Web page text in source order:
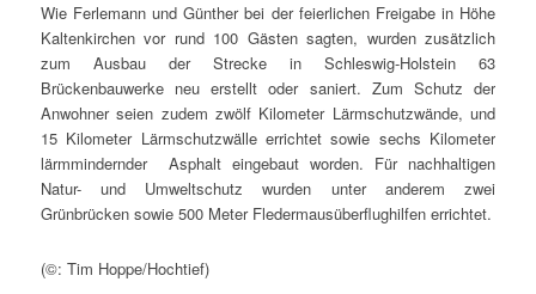
Wie Ferlemann und Günther bei der feierlichen Freigabe in Höhe
Kaltenkirchen vor rund 100 Gästen sagten, wurden zusätzlich
zum Ausbau der Strecke in Schleswig-Holstein 63
Brückenbauwerke neu erstellt oder saniert. Zum Schutz der
Anwohner seien zudem zwölf Kilometer Lärmschutzwände, und
15 Kilometer Lärmschutzwälle errichtet sowie sechs Kilometer
lärmmindernder Asphalt eingebaut worden. Für nachhaltigen
Natur- und Umweltschutz wurden unter anderem zwei
Grünbrücken sowie 500 Meter Fledermausüberflughilfen errichtet.
(©: Tim Hoppe/Hochtief)